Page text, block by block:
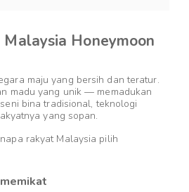
Honeymoon
maju yang bersih dan teratur.
madu yang unik — memadukan
bina tradisional, teknologi
yang sopan.
rakyat Malaysia pilih